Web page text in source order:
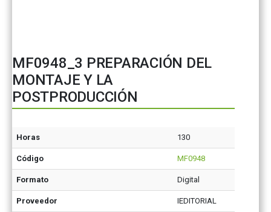
MF0948_3 PREPARACIÓN DEL
MONTAJE Y LA
POSTPRODUCCIÓN
Horas 130
Código MF0948
Formato Digital
Proveedor IEDITORIAL